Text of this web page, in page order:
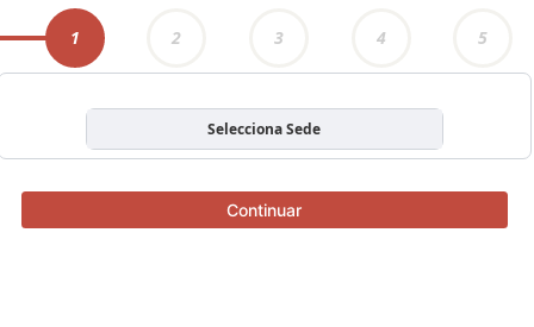
1 2 3 4 5
Selecciona Sede
Continuar